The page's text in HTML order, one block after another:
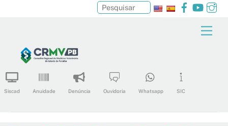
content
Facebook
Siscad Anuidade Denúncia Ouvidoria Whatsapp SIC
Pesquisar